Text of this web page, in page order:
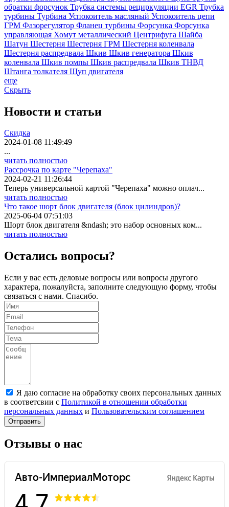
обратки форсунок Трубка системы рециркуляции EGR Трубка
турбины Турбина Успокоитель масляный Успокоитель цепи
ГРМ Фазорегулятор Фланец турбины Форсунка Форсунка
управляющая Хомут металлический Центрифуга Шайба
Шатун Шестерня Шестерня ГРМ Шестерня коленвала
Шестерня распредвала Шкив Шкив генератора Шкив
коленвала Шкив помпы Шкив распредвала Шкив ТНВД
Штанга толкателя Щуп двигателя
еще
Скрыть
Новости и статьи
Скидка
2024-01-08 11:49:49
...
читать полностью
Рассрочка по карте "Черепаха"
2024-02-21 11:26:44
Теперь универсальной картой "Черепаха" можно оплач...
читать полностью
Что такое шорт блок двигателя (блок цилиндров)?
2025-06-04 07:51:03
Шорт блок двигателя &ndash; это набор основных ком...
читать полностью
Остались вопросы?
Если у вас есть деловые вопросы или вопросы другого
характера, пожалуйста, заполните следующую форму, чтобы
связаться с нами. Спасибо.
Я даю согласие на обработку своих персональных данных
в соответсвии с Политикой в отношении обработки
персональных данных и Пользовательским соглашением
Отправить
Отзывы о нас